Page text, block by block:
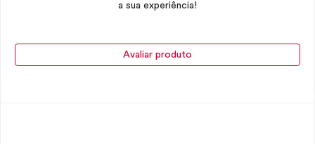
a sua experiência!
Avaliar produto